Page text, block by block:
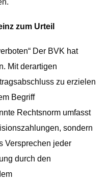
zum Urteil
Der BVK hat
Mit derartigen
zu erzielen
Begriff
Rechtsnorm umfasst
sondern
Versprechen jeder
durch den